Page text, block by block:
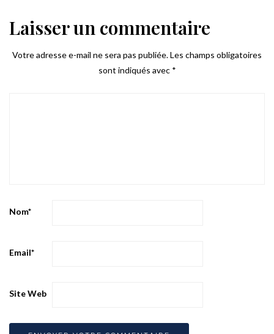
Laisser un commentaire
Votre adresse e-mail ne sera pas publiée.Les champs obligatoires
sont indiqués avec *
Nom*
Email*
Site Web